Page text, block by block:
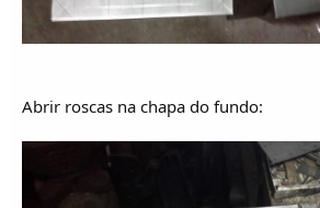
Abrir roscas na chapa do fundo: